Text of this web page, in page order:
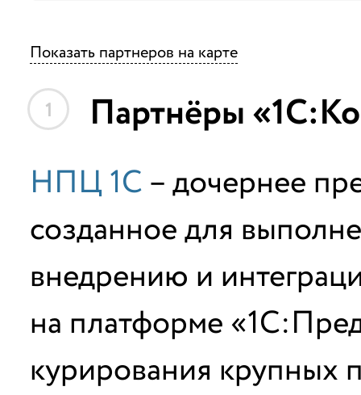
Показать партнеров на карте
1 Партнёры
НПЦ 1С– дочернее
созданное для
внедрению и
на платформе
курирования крупных